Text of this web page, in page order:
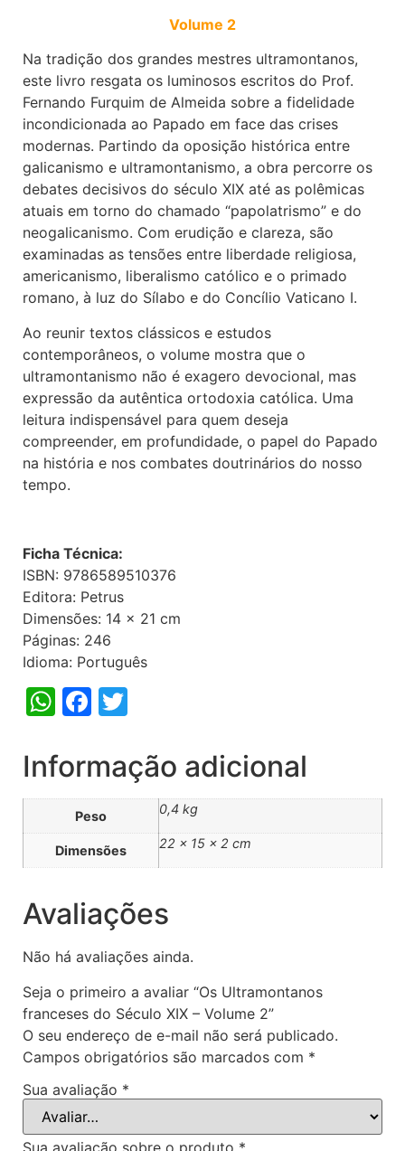
Volume 2
Na tradição dos grandes mestres ultramontanos,
este livro resgata os luminosos escritos do Prof.
Fernando Furquim de Almeida sobre a fidelidade
incondicionada ao Papado em face das crises
modernas. Partindo da oposição histórica entre
galicanismo e ultramontanismo, a obra percorre os
debates decisivos do século XIX até as polêmicas
atuais em torno do chamado “papolatrismo” e do
neogalicanismo. Com erudição e clareza, são
examinadas as tensões entre liberdade religiosa,
americanismo, liberalismo católico e o primado
romano, à luz do Sílabo e do Concílio Vaticano I.
Ao reunir textos clássicos e estudos
contemporâneos, o volume mostra que o
ultramontanismo não é exagero devocional, mas
expressão da autêntica ortodoxia católica. Uma
leitura indispensável para quem deseja
compreender, em profundidade, o papel do Papado
na história e nos combates doutrinários do nosso
tempo.
Ficha Técnica:
ISBN: 9786589510376
Editora: Petrus
Dimensões: 14 x 21 cm
Páginas: 246
Idioma: Português
WhatsApp
Facebook
Informação adicional
Peso 0,4 kg
Dimensões 22 × 15 × 2 cm
Avaliações
Não há avaliações ainda.
Seja o primeiro a avaliar “Os Ultramontanos
franceses do Século XIX – Volume 2”
O seu endereço de e-mail não será publicado.
Campos obrigatórios são marcados com *
Sua avaliação *
Sua avaliação sobre o produto *